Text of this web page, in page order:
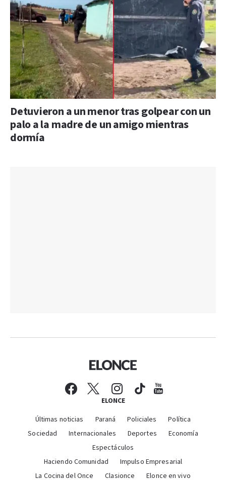
Detuvieron a un menor tras golpear con un
palo a la madre de un amigo mientras
dormía
ELONCE
Últimas noticias Paraná Policiales
Política
Sociedad
Internacionales Deportes
Economía
Espectáculos
Haciendo Comunidad
Impulso Empresarial
La Cocina del Once
Clasionce Elonce en vivo